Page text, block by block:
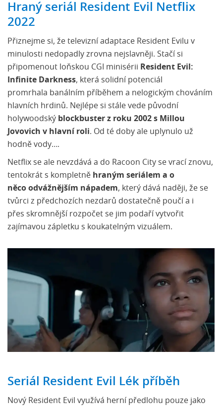
Hraný seriál Resident Evil Netflix
2022
Přiznejme si, že televizní adaptace Resident Evilu v
minulosti nedopadly zrovna nejslavněji. Stačí si
připomenout loňskou CGI minisérii Resident Evil:
Infinite Darkness, která solidní potenciál
promrhala banálním příběhem a nelogickým chováním
hlavních hrdinů. Nejlépe si stále vede původní
holywoodský blockbuster z roku 2002 s Millou
Jovovich v hlavní roli. Od té doby ale uplynulo už
hodně vody….
Netflix se ale nevzdává a do Racoon City se vrací znovu,
tentokrát s kompletně hraným seriálem a o
něco odvážnějším nápadem, který dává naději, že se
tvůrci z předchozích nezdarů dostatečně poučí a i
přes skromnější rozpočet se jim podaří vytvořit
zajímavou zápletku s koukatelným vizuálem.
Seriál Resident Evil Lék příběh
Nový Resident Evil využívá herní předlohu pouze jako